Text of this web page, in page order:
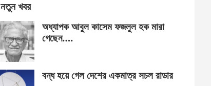
নতুন খবর
অধ্যাপক আবুল কাসেম ফজলুল হক মারা
গেছেন….
বন্ধ হয়ে গেল দেশের একমাত্র সচল রাডার